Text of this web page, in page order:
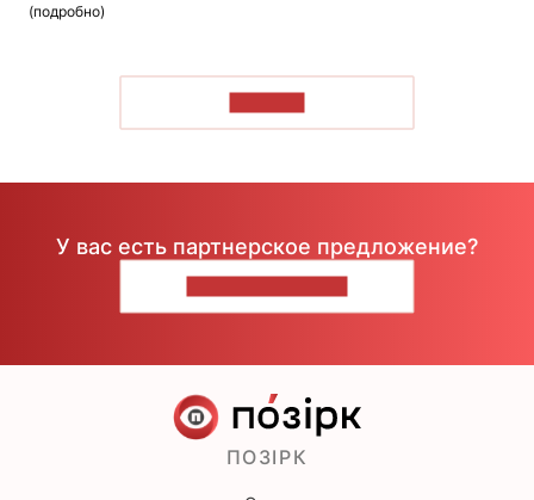
(подробно)
У вас есть партнерское предложение?
ПОЗІРК